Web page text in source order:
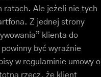
ratach. Ale jeżeli nie tych
Z jednej strony
klienta do
być wyraźnie
w regulaminie umowy o
rzecz, że klient